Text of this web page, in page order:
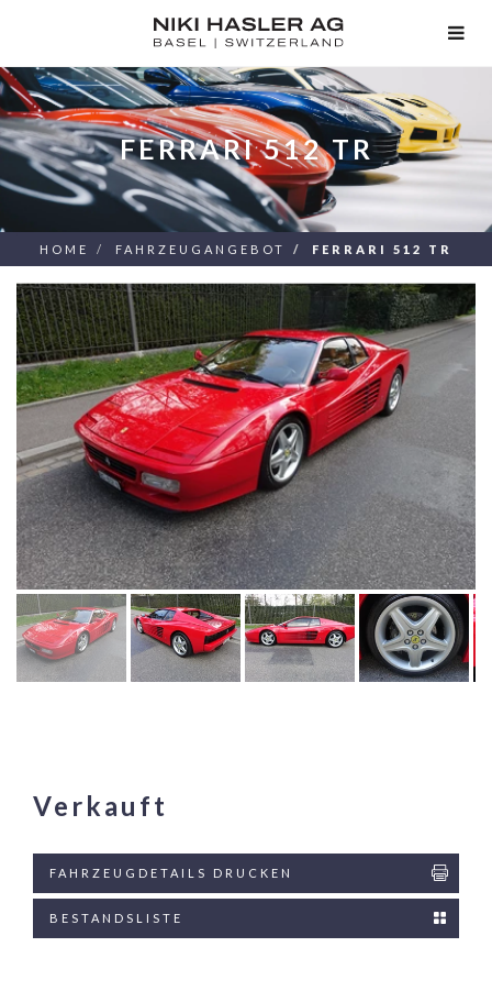
FERRARI 512 TR
HOME FAHRZEUGANGEBOT FERRARI 512 TR
Verkauft
FAHRZEUGDETAILS DRUCKEN
BESTANDSLISTE